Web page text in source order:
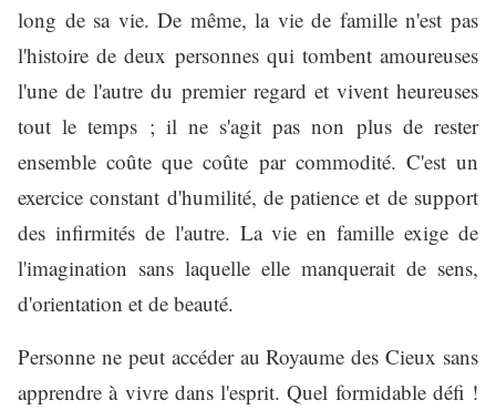
long de sa vie. De même, la vie de famille n'est pas
l'histoire de deux personnes qui tombent amoureuses
l'une de l'autre du premier regard et vivent heureuses
tout le temps ; il ne s'agit pas non plus de rester
ensemble coûte que coûte par commodité. C'est un
exercice constant d'humilité, de patience et de support
des infirmités de l'autre. La vie en famille exige de
l'imagination sans laquelle elle manquerait de sens,
d'orientation et de beauté.
Personne ne peut accéder au Royaume des Cieux sans
apprendre à vivre dans l'esprit. Quel formidable défi !